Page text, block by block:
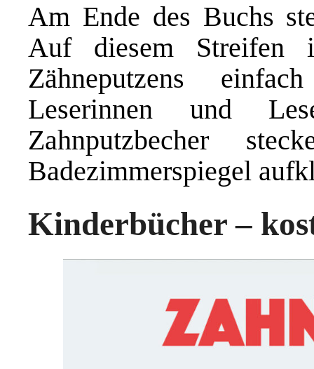
Am Ende des Buchs
Auf diesem Streifen
Zähneputzens
Leserinnen und
Zahnputzbecher
Badezimmerspiegel
Kinderbücher –